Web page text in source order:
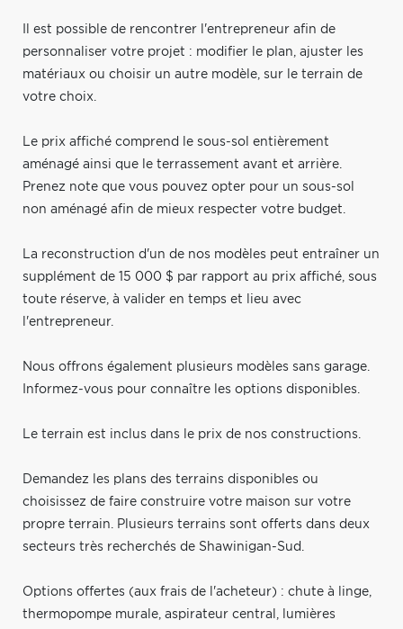
Il est possible de rencontrer l'entrepreneur afin de
personnaliser votre projet : modifier le plan, ajuster les
matériaux ou choisir un autre modèle, sur le terrain de
votre choix.
Le prix affiché comprend le sous-sol entièrement
aménagé ainsi que le terrassement avant et arrière.
Prenez note que vous pouvez opter pour un sous-sol
non aménagé afin de mieux respecter votre budget.
La reconstruction d'un de nos modèles peut entraîner un
supplément de 15 000 $ par rapport au prix affiché, sous
toute réserve, à valider en temps et lieu avec
l'entrepreneur.
Nous offrons également plusieurs modèles sans garage.
Informez-vous pour connaître les options disponibles.
Le terrain est inclus dans le prix de nos constructions.
Demandez les plans des terrains disponibles ou
choisissez de faire construire votre maison sur votre
propre terrain. Plusieurs terrains sont offerts dans deux
secteurs très recherchés de Shawinigan-Sud.
Options offertes (aux frais de l'acheteur) : chute à linge,
thermopompe murale, aspirateur central, lumières